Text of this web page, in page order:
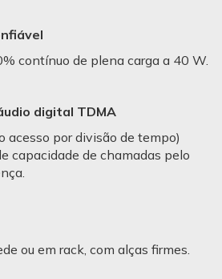
contínuo de plena carga a 40 W.
digital TDMA
acesso por divisão de tempo)
capacidade de chamadas pelo
ou em rack, com alças firmes.